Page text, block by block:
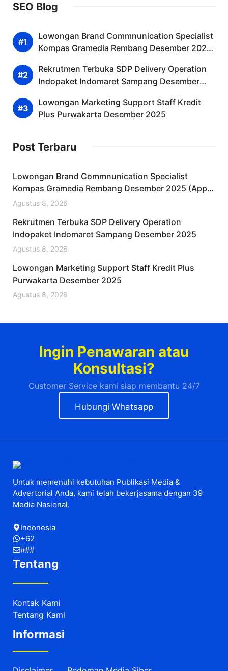
SEO Blog
Lowongan Brand Commnunication Specialist
Kompas Gramedia Rembang Desember 2025
Rekrutmen Terbuka SDP Delivery Operation
Indopaket Indomaret Sampang Desember
Lowongan Marketing Support Staff Kredit
Plus Purwakarta Desember 2025
Post Terbaru
Lowongan Brand Commnunication Specialist
Kompas Gramedia Rembang Desember 2025 (Apply
Now)
Agustus 8, 2026
Rekrutmen Terbuka SDP Delivery Operation
Indopaket Indomaret Sampang Desember 2025
Agustus 8, 2026
Lowongan Marketing Support Staff Kredit Plus
Purwakarta Desember 2025
Agustus 8, 2026
Ingin Penawaran atau
Konsultasi?
Customer Service kami siap membantu 24/7
Hubungi Whatsapp
Untuk memenuhi kebutuhan Publikasi Media &
Advertorial Anda, kami telah bekerjasama dengan 39
Media Nasional.
Indonesia
+62
###
Tentang
Kontak Kami
Tentang Kami
Informasi